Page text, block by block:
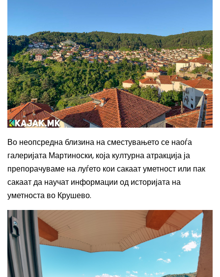
Во неопсредна близина на сместувањето се наоѓа
галеријата Мартиноски, која културна атракција ја
препорачуваме на луѓето кои сакаат уметност или пак
сакаат да научат информации од историјата на
уметноста во Крушево.